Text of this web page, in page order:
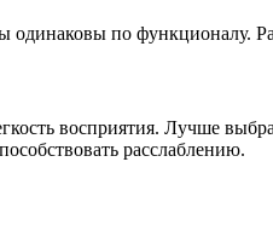
одинаковы по функционалу.
восприятия. Лучше
расслаблению.